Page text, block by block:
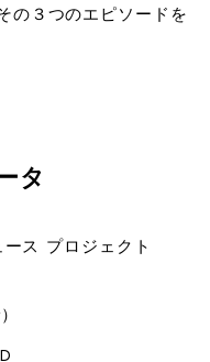
の３つのエピソードを
タ
ス プロジェクト